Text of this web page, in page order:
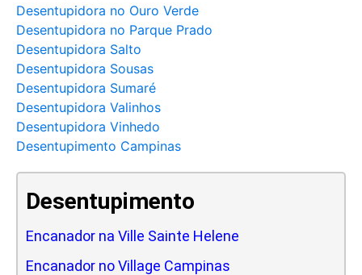
Desentupidora no Ouro Verde
Desentupidora no Parque Prado
Desentupidora Salto
Desentupidora Sousas
Desentupidora Sumaré
Desentupidora Valinhos
Desentupidora Vinhedo
Desentupimento Campinas
Desentupimento
Encanador na Ville Sainte Helene
Encanador no Village Campinas